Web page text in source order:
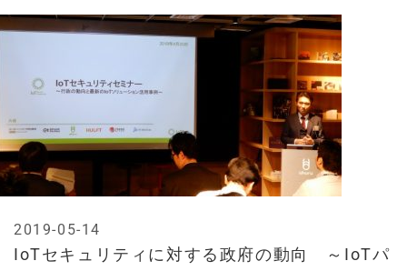
IoTセキュリティに対する政府の動向 ～IoTパ
2019-05-14